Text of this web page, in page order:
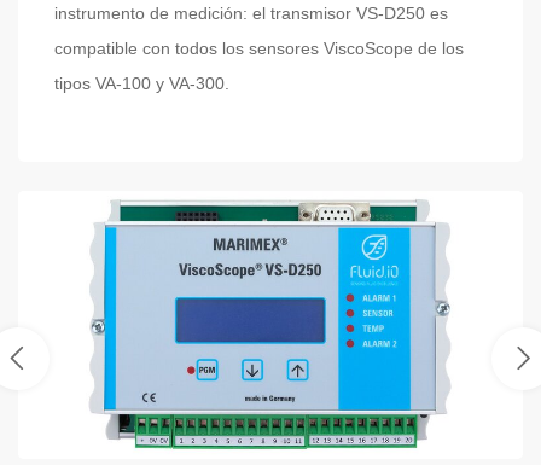
instrumento de medición: el transmisor VS-D250 es
compatible con todos los sensores ViscoScope de los
tipos VA-100 y VA-300.